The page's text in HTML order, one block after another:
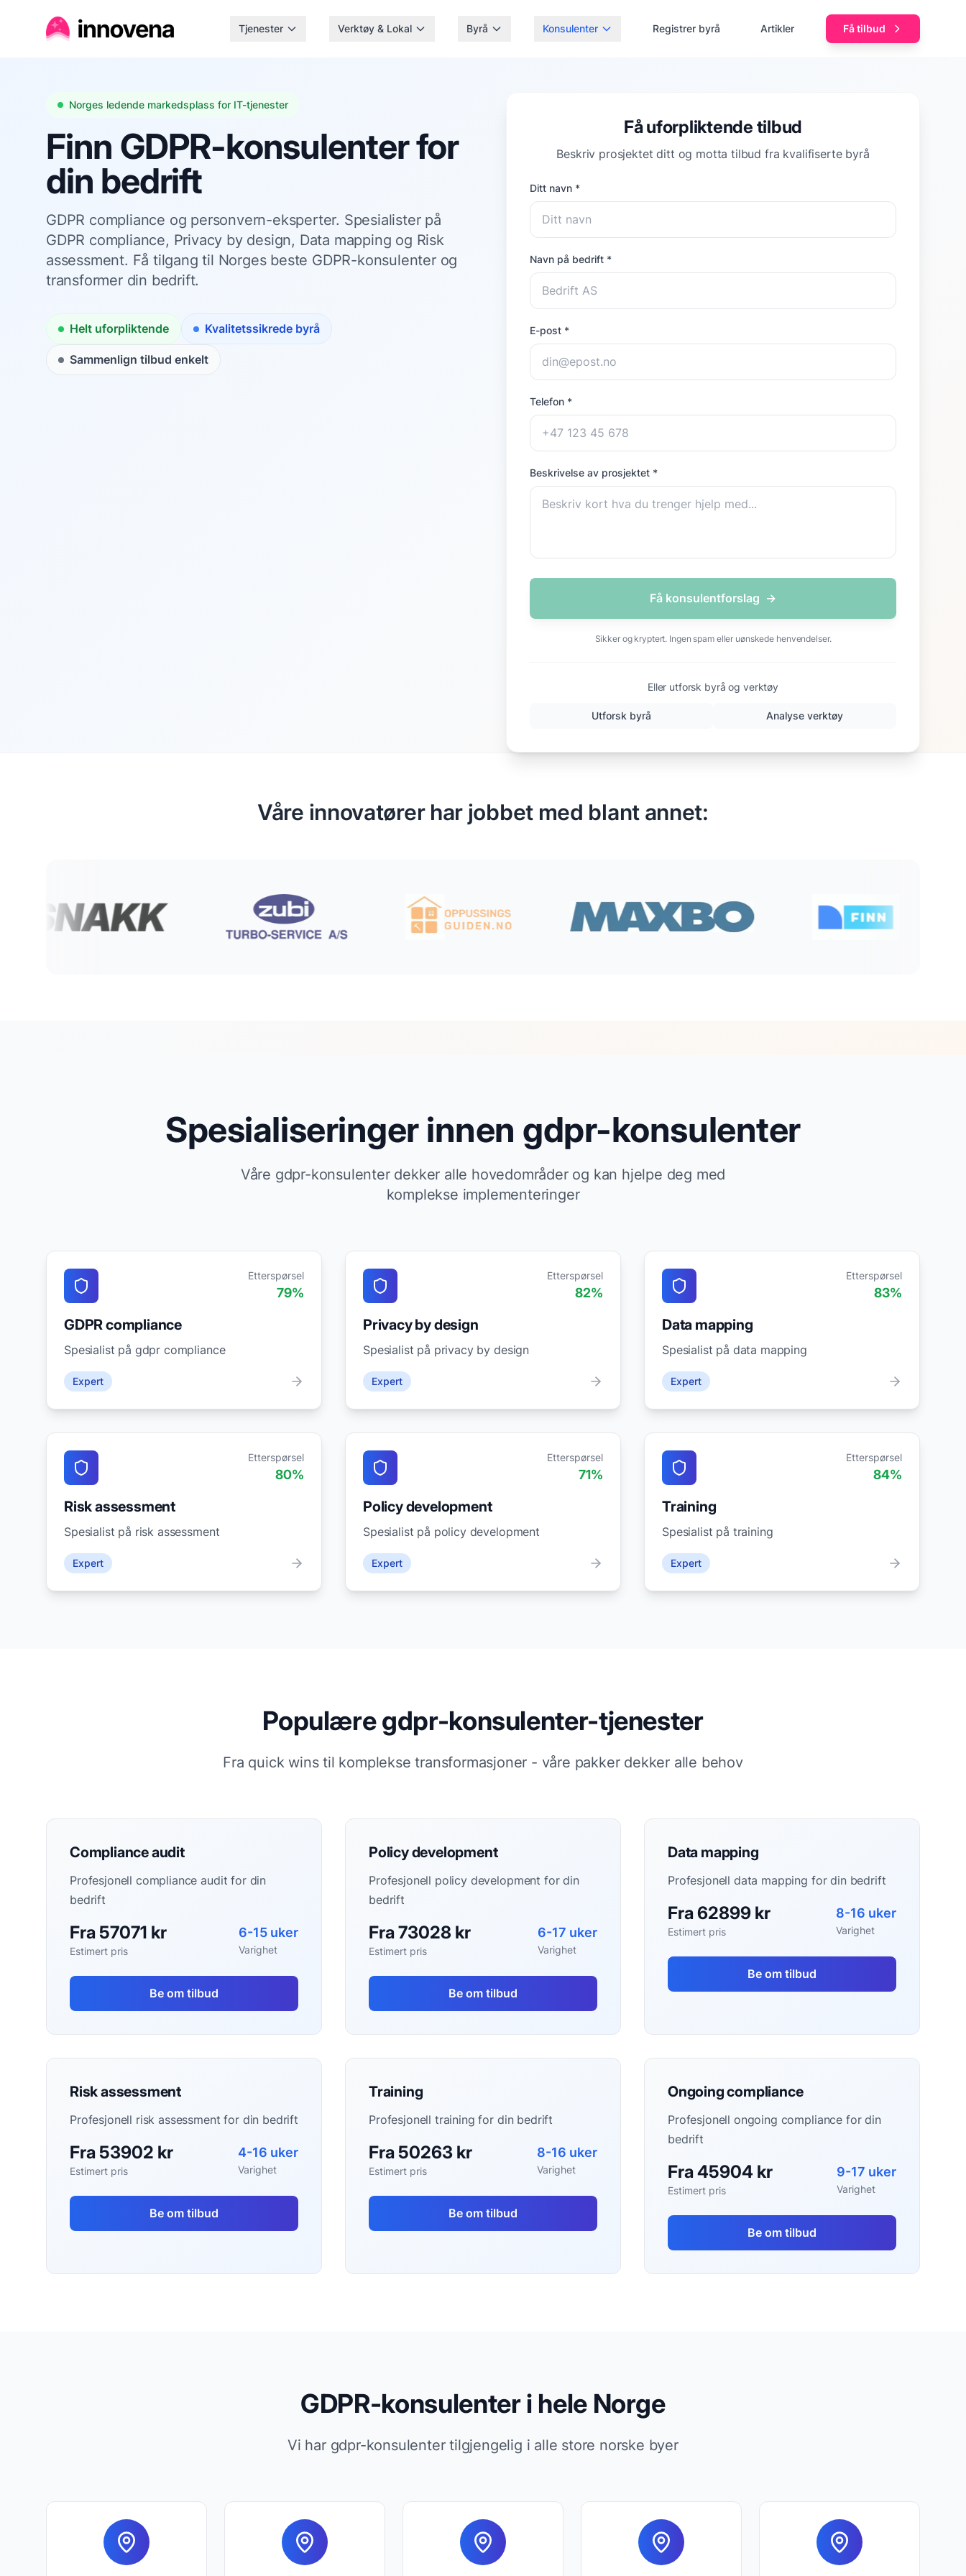
Tjenester Verktøy & Lokal Byrå Konsulenter Registrer byrå Artikler Få tilbud
Norges ledende markedsplass for IT-tjenester
Finn GDPR-konsulenter for
din bedrift
GDPR compliance og personvern-eksperter. Spesialister på
GDPR compliance, Privacy by design, Data mapping og Risk
assessment. Få tilgang til Norges beste GDPR-konsulenter og
transformer din bedrift.
Helt uforpliktende Kvalitetssikrede byrå
Sammenlign tilbud enkelt
Få uforpliktende tilbud
Beskriv prosjektet ditt og motta tilbud fra kvalifiserte byrå
Ditt navn *
Navn på bedrift *
E-post *
Telefon *
Beskrivelse av prosjektet *
Få konsulentforslag →
Sikker og kryptert. Ingen spam eller uønskede henvendelser.
Eller utforsk byrå og verktøy
Utforsk byrå Analyse verktøy
Våre innovatører har jobbet med blant annet:
Spesialiseringer innen gdpr-konsulenter
Våre gdpr-konsulenter dekker alle hovedområder og kan hjelpe deg med
komplekse implementeringer
Etterspørsel
79%
GDPR compliance
Spesialist på gdpr compliance
Expert
Etterspørsel
82%
Privacy by design
Spesialist på privacy by design
Expert
Etterspørsel
83%
Data mapping
Spesialist på data mapping
Expert
Etterspørsel
80%
Risk assessment
Spesialist på risk assessment
Expert
Etterspørsel
71%
Policy development
Spesialist på policy development
Expert
Etterspørsel
84%
Training
Spesialist på training
Expert
Populære gdpr-konsulenter-tjenester
Fra quick wins til komplekse transformasjoner - våre pakker dekker alle behov
Compliance audit
Profesjonell compliance audit for din
bedrift
Fra 57071 kr
Estimert pris
6-15 uker
Varighet
Be om tilbud
Policy development
Profesjonell policy development for din
bedrift
Fra 73028 kr
Estimert pris
6-17 uker
Varighet
Be om tilbud
Data mapping
Profesjonell data mapping for din bedrift
Fra 62899 kr
Estimert pris
8-16 uker
Varighet
Be om tilbud
Risk assessment
Profesjonell risk assessment for din bedrift
Fra 53902 kr
Estimert pris
4-16 uker
Varighet
Be om tilbud
Training
Profesjonell training for din bedrift
Fra 50263 kr
Estimert pris
8-16 uker
Varighet
Be om tilbud
Ongoing compliance
Profesjonell ongoing compliance for din
bedrift
Fra 45904 kr
Estimert pris
9-17 uker
Varighet
Be om tilbud
GDPR-konsulenter i hele Norge
Vi har gdpr-konsulenter tilgjengelig i alle store norske byer